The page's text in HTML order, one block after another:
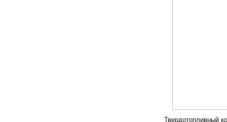
Твердотопливный